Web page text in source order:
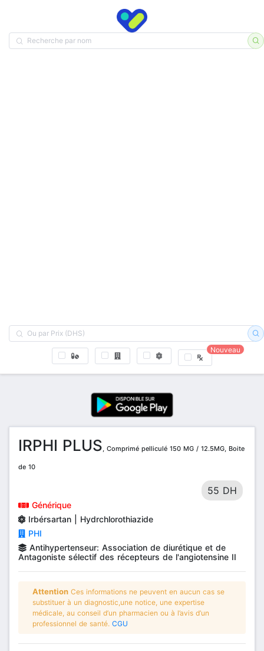
Nouveau
IRPHI PLUS, Comprimé pelliculé 150 MG / 12.5MG, Boite
de 10
55 DH
Générique
Irbérsartan | Hydrchlorothiazide
PHI
Antihypertenseur: Association de diurétique et de
Antagoniste sélectif des récepteurs de l'angiotensine II
Attention Ces informations ne peuvent en aucun cas se
substituer à un diagnostic,une notice, une expertise
médicale, au conseil d’un pharmacien ou à l’avis d’un
professionnel de santé. CGU